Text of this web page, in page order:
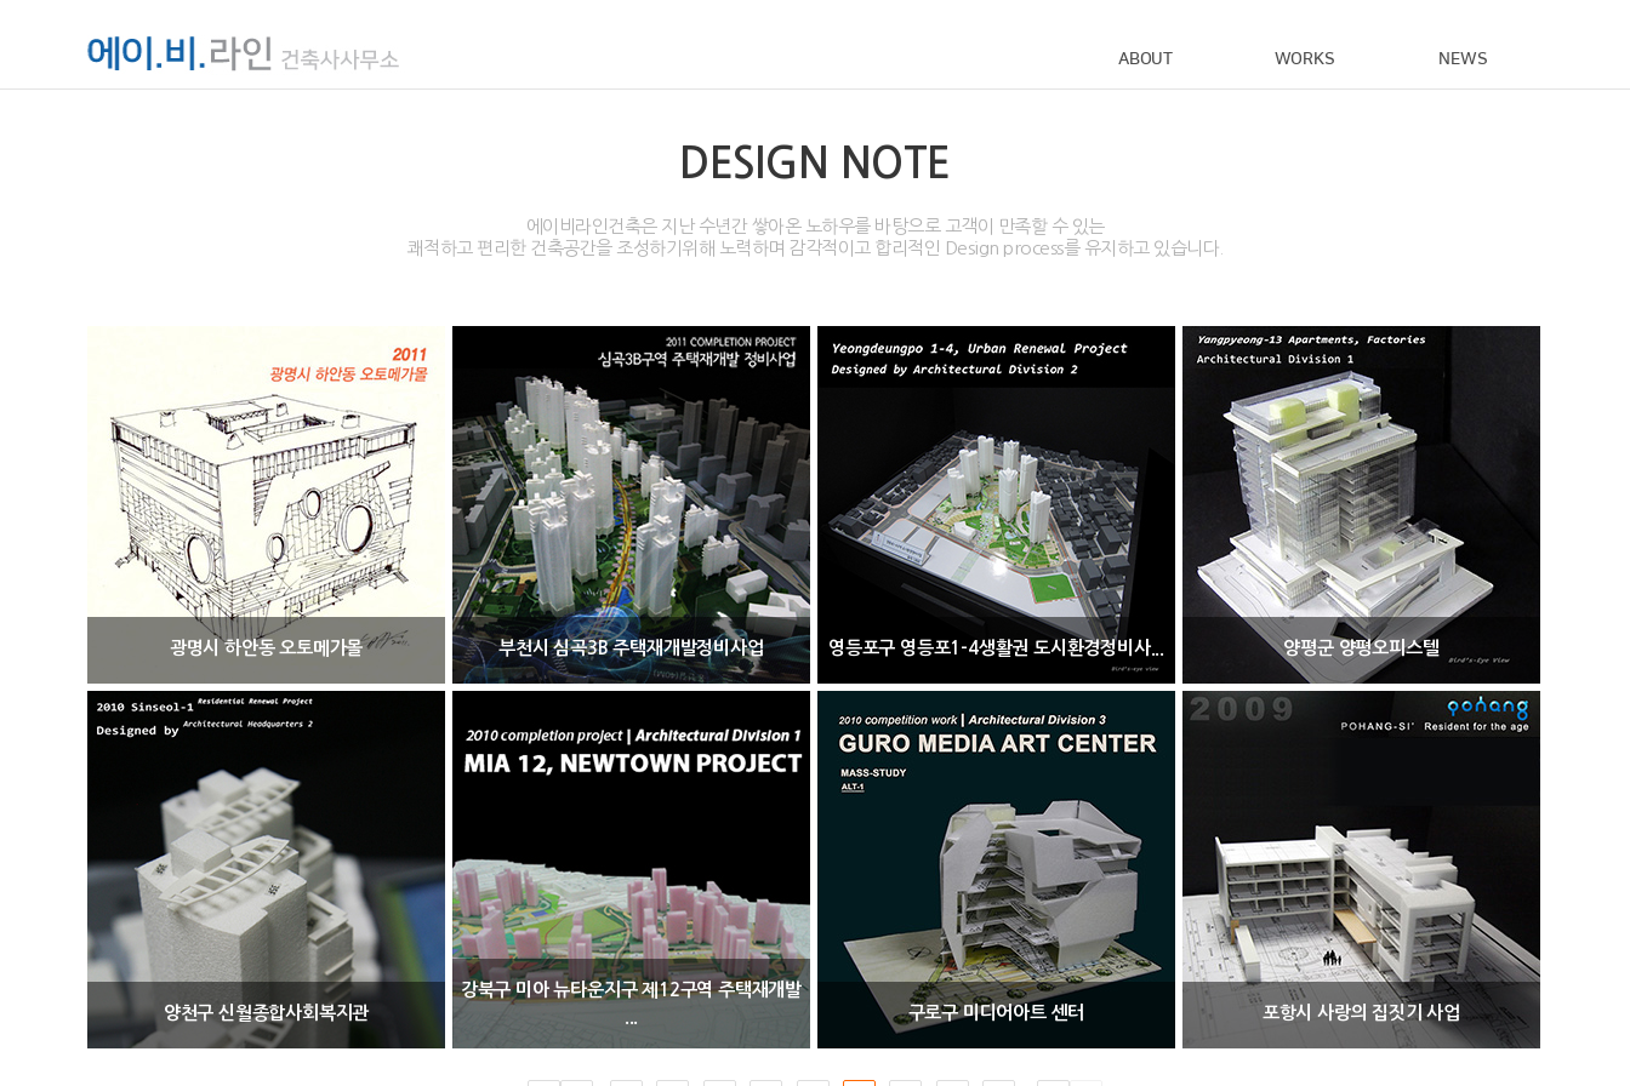
ABOUT WORKS NEWS
DESIGN NOTE
에이비라인건축은 지난 수년간 쌓아온 노하우를 바탕으로 고객이 만족할 수 있는
쾌적하고 편리한 건축공간을 조성하기위해 노력하며 감각적이고 합리적인 Design process를 유지하고 있습니다.
광명시 하안동 오토메가몰 부천시 심곡3B 주택재개발정비사업 영등포구 영등포1-4생활권 도시환경정비사... 양평군 양평오피스텔
양천구 신월종합사회복지관
강북구 미아 뉴타운지구 제12구역 주택재개발
구로구 미디어아트 센터 포항시 사랑의 집짓기 사업